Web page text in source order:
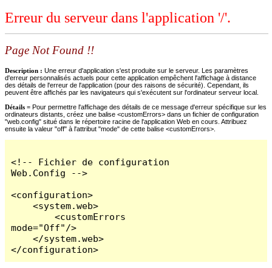
Erreur du serveur dans l'application '/'.
Page Not Found !!
Description : Une erreur d'application s'est produite sur le serveur. Les paramètres
d'erreur personnalisés actuels pour cette application empêchent l'affichage à distance
des détails de l'erreur de l'application (pour des raisons de sécurité). Cependant, ils
peuvent être affichés par les navigateurs qui s'exécutent sur l'ordinateur serveur local.
Détails = Pour permettre l'affichage des détails de ce message d'erreur spécifique sur les
ordinateurs distants, créez une balise <customErrors> dans un fichier de configuration
"web.config" situé dans le répertoire racine de l'application Web en cours. Attribuez
ensuite la valeur "off" à l'attribut "mode" de cette balise <customErrors>.
<!-- Fichier de configuration
Web.Config -->
<configuration>
    <system.web>
        <customErrors
mode="Off"/>
    </system.web>
</configuration>